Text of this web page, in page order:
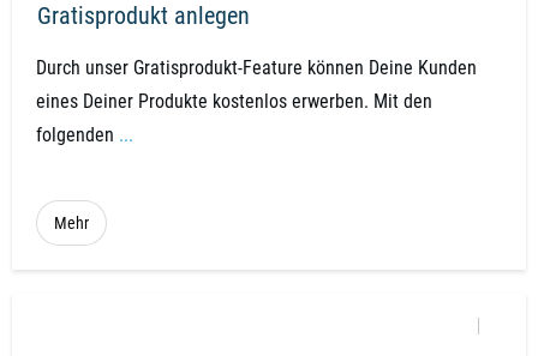
Gratisprodukt anlegen
Durch unser Gratisprodukt-Feature können Deine Kunden
eines Deiner Produkte kostenlos erwerben. Mit den
folgenden ...
Mehr